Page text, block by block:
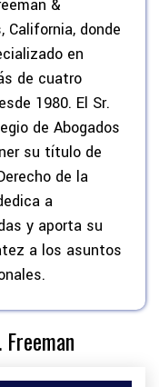
&
California, donde
en
de cuatro
1980. El Sr.
de Abogados
su título de
de la
a
y aporta su
a los asuntos
Freeman